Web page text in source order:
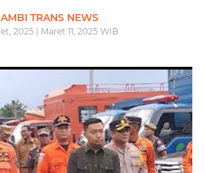
TRANS NEWS
2025 | Maret 11, 2025 WIB